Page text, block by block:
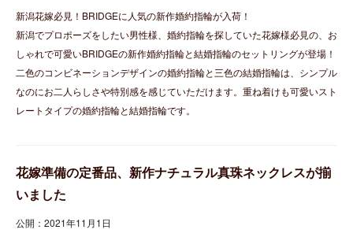
新潟花嫁必見！BRIDGEに人気の新作婚約指輪が入荷！
新潟でプロポーズをしたい男性様、婚約指輪を探していた花嫁様必見の、お
しゃれで可愛いBRIDGEの新作婚約指輪と結婚指輪のセットリングが登場！
二色のコンビネーションデザインの婚約指輪と三色の結婚指輪は、シンプル
なのにお二人らしさや特別感を感じていただけます。重ね着けも可愛いスト
レートタイプの婚約指輪と結婚指輪です。
花嫁準備の定番品、新作ナチュラル真珠ネックレスが揃
いました
公開：2021年11月1日